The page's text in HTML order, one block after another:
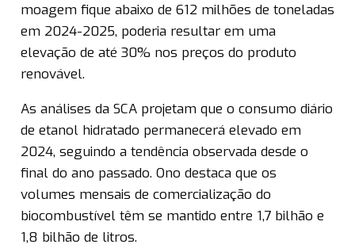
moagem fique abaixo de 612 milhões de toneladas
em 2024-2025, poderia resultar em uma
elevação de até 30% nos preços do produto
renovável.
As análises da SCA projetam que o consumo diário
de etanol hidratado permanecerá elevado em
2024, seguindo a tendência observada desde o
final do ano passado. Ono destaca que os
volumes mensais de comercialização do
biocombustível têm se mantido entre 1,7 bilhão e
1,8 bilhão de litros.